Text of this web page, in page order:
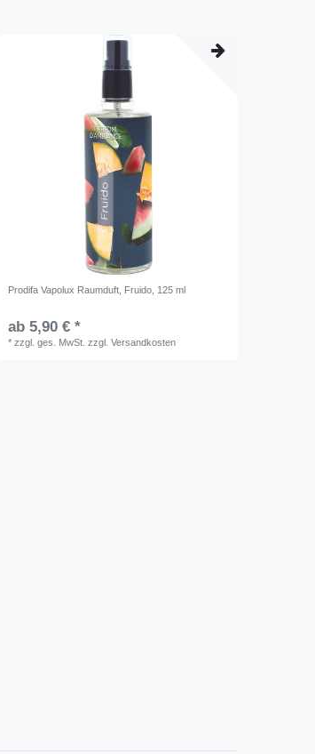
Prodifa Vapolux Raumduft, Fruido, 125 ml
ab 5,90 € *
*zzgl. ges. MwSt. zzgl.Versandkosten